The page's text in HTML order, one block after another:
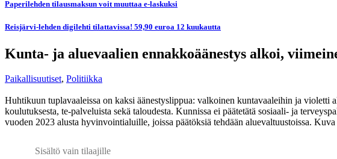
Paperilehden tilausmaksun voit muuttaa e-laskuksi
Reisjärvi-lehden digilehti tilattavissa! 59,90 euroa 12 kuukautta
Kunta- ja aluevaalien ennakkoäänestys alkoi,
Paikallisuutiset, Politiikka
Huhtikuun tuplavaaleissa on kaksi äänestyslippua: valkoinen kuntavaaleihin ja violetti
koulutuksesta, te-palveluista sekä taloudesta. Kunnissa ei päätetätä sosiaali- ja
vuoden 2023 alusta hyvinvointialuille, joissa päätöksiä tehdään aluevaltuustoissa.
Sisältö vain tilaajille